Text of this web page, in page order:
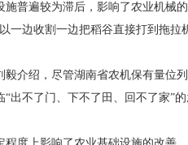
普遍较为滞后，影响了农业机械
一边收割一边把稻谷直接打到拖拉
介绍，尽管湖南省农机保有量位
出不了门、下不了田、回不了家”